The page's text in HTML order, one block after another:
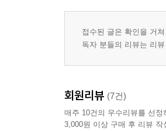
접수된 글은 확인을 거
독자 분들의 리뷰는 리
회원리뷰 (7건)
매주 10건의 우수리뷰를 선
3,000원 이상 구매 후 리뷰 작